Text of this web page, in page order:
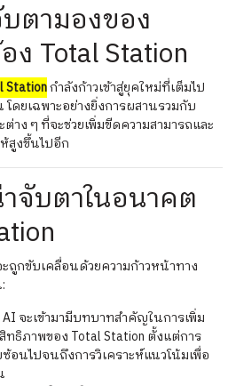
ตามองของ
ง Total Station
Stationกำลังก้าวเข้าสู่ยุคใหม่ที่เต็มไป
ยเฉพาะอย่างยิ่งการผสานรวมกับ
าง ๆ ที่จะช่วยเพิ่มขีดความสามารถและ
สูงขึ้นไปอีก
จับตาในอนาคต
ถูกขับเคลื่อนด้วยความก้าวหน้าทาง
AI จะเข้ามามีบทบาทสำคัญในการเพิ่ม
ทธิภาพของ Total Station ตั้งแต่การ
อนไปจนถึงการวิเคราะห์แนวโน้มเพื่อ